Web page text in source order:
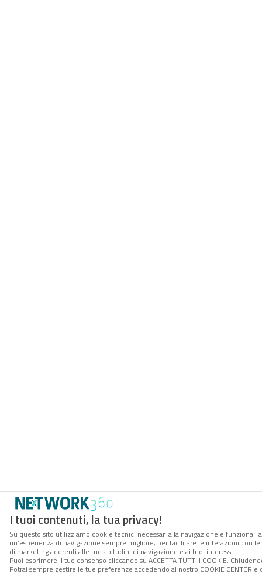
I tuoi contenuti, la tua privacy!
Su questo sito utilizziamo cookie tecnici necessari alla navigazione e
un’esperienza di navigazione sempre migliore, per facilitare le interazioni con
di marketing aderenti alle tue abitudini di navigazione e ai tuoi interessi.
Puoi esprimere il tuo consenso cliccando su ACCETTA TUTTI I COOKIE.
Potrai sempre gestire le tue preferenze accedendo al nostro COOKIE